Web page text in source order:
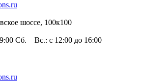
шоссе, 100к100
Сб. – Вс.: с 12:00 до 16:00